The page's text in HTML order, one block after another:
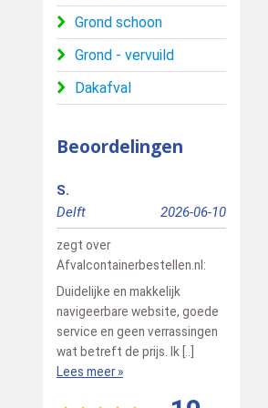
Grond schoon
Grond - vervuild
Dakafval
Beoordelingen
S.
Delft
2026-06-10
zegt over
Afvalcontainerbestellen.nl :
Duidelijke en makkelijk
navigeerbare website, goede
service en geen verrassingen
wat betreft de prijs. Ik [..]
Lees meer »
Alles